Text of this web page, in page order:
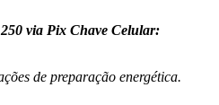
via Pix Chave Celular:
de preparação energética.